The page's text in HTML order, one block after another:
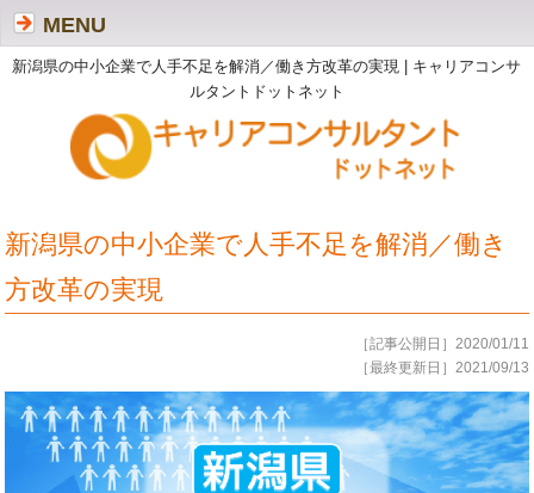
新潟県の中小企業で人手不足を解消／働き方改革の実現 | キャリアコンサ
ルタントドットネット
MENU
新潟県の中小企業で人手不足を解消／働き
方改革の実現
［記事公開日］2020/01/11
［最終更新日］2021/09/13